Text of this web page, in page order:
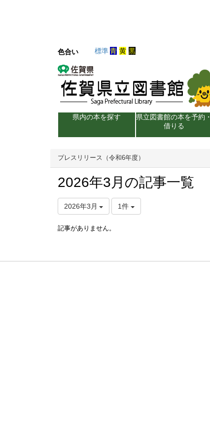
色合い 標準青 黄 黒
県内の本を探す
県立図書館の本を予約・
借りる
プレスリリース（令和6年度）
2026年3月の記事一覧
2026年3月 1件
記事がありません。